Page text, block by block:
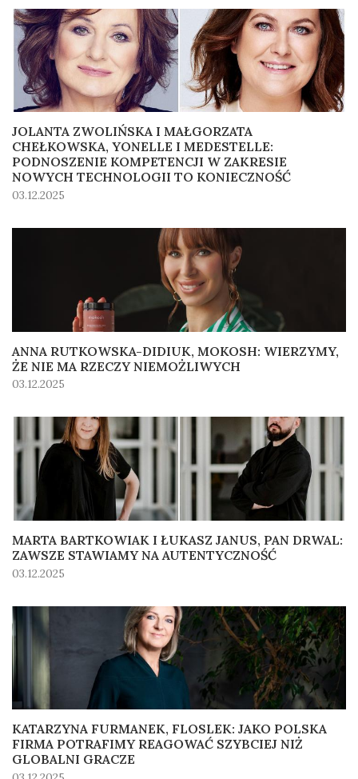
JOLANTA ZWOLIŃSKA I MAŁGORZATA
CHEŁKOWSKA, YONELLE I MEDESTELLE:
PODNOSZENIE KOMPETENCJI W ZAKRESIE
NOWYCH TECHNOLOGII TO KONIECZNOŚĆ
03.12.2025
ANNA RUTKOWSKA-DIDIUK, MOKOSH: WIERZYMY,
ŻE NIE MA RZECZY NIEMOŻLIWYCH
03.12.2025
MARTA BARTKOWIAK I ŁUKASZ JANUS, PAN DRWAL:
ZAWSZE STAWIAMY NA AUTENTYCZNOŚĆ
03.12.2025
KATARZYNA FURMANEK, FLOSLEK: JAKO POLSKA
FIRMA POTRAFIMY REAGOWAĆ SZYBCIEJ NIŻ
GLOBALNI GRACZE